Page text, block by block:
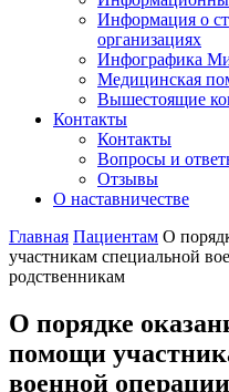
Информация о
организациях
Инфографика
Медицинская
Вышестоящие
Контакты
Контакты
Вопросы и
Отзывы
О наставничестве
Главная Пациентам О
участникам специальной
родственникам
О порядке
помощи
военной